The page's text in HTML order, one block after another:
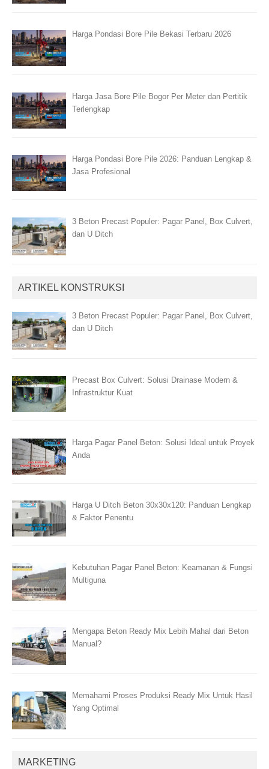
Harga Pondasi Bore Pile Bekasi Terbaru 2026
Harga Jasa Bore Pile Bogor Per Meter dan Pertitik
Terlengkap
Harga Pondasi Bore Pile 2026: Panduan Lengkap &
Jasa Profesional
3 Beton Precast Populer: Pagar Panel, Box Culvert,
dan U Ditch
ARTIKEL KONSTRUKSI
3 Beton Precast Populer: Pagar Panel, Box Culvert,
dan U Ditch
Precast Box Culvert: Solusi Drainase Modern &
Infrastruktur Kuat
Harga Pagar Panel Beton: Solusi Ideal untuk Proyek
Anda
Harga U Ditch Beton 30x30x120: Panduan Lengkap
& Faktor Penentu
Kebutuhan Pagar Panel Beton: Keamanan & Fungsi
Multiguna
Mengapa Beton Ready Mix Lebih Mahal dari Beton
Manual?
Memahami Proses Produksi Ready Mix Untuk Hasil
Yang Optimal
MARKETING